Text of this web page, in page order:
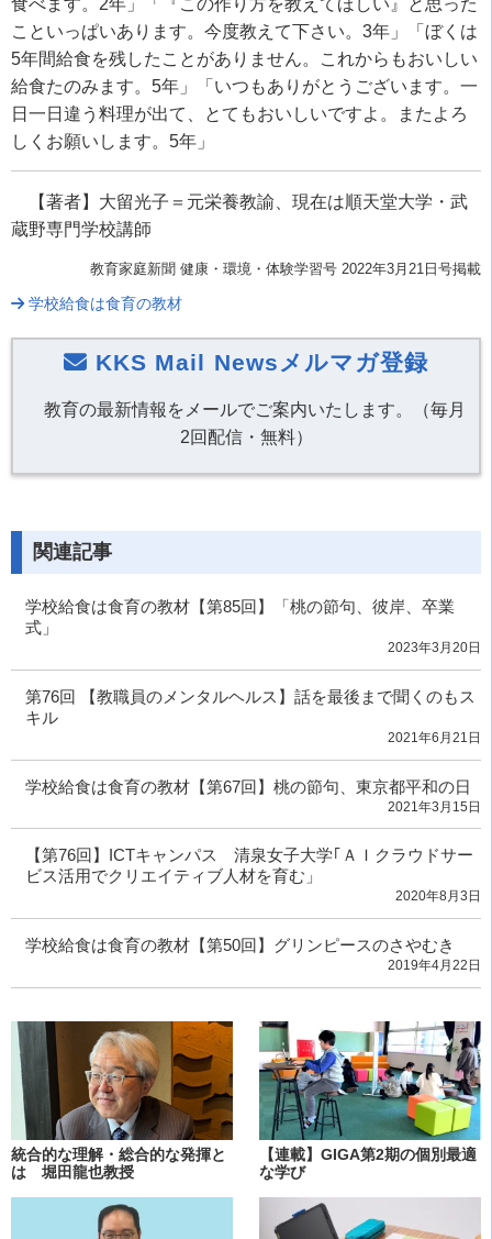
食べます。 2年」「『この作り方を教えてほしい』と思った
こといっぱいあります。今度教えて下さい。 3年」「ぼくは
5年間給食を残したことがありません。これからもおいしい
給食たのみます。 5年」「いつもありがとうございます。一
日一日違う料理が出て、とてもおいしいですよ。またよろ
しくお願いします。 5年」
【著者】大留光子＝元栄養教諭、現在は順天堂大学・武
蔵野専門学校講師
教育家庭新聞 健康・環境・体験学習号 2022年3月21 日号掲載
学校給食は食育の教材
KKS Mail Newsメルマガ登録
教育の最新情報をメールでご案内いたします。（毎月
2回配信・無料）
関連記事
学校給食は食育の教材【第85回】「桃の節句、彼岸、卒業
式」
2023年3月20日
第76回 【教職員のメンタルヘルス】話を最後まで聞くのもス
キル
2021年6月21日
学校給食は食育の教材【第67回】桃の節句、東京都平和の日
2021年3月15日
【第76回】ICTキャンパス 清泉女子大学｢ＡＩクラウドサー
ビス活用でクリエイティブ人材を育む」
2020年8月3日
学校給食は食育の教材【第50回】グリンピースのさやむき
2019年4月22日
統合的な理解・総合的な発揮と
は 堀田龍也教授
【連載】GIGA第2期の個別最適
な学び